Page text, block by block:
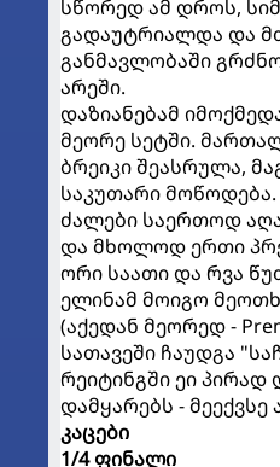
სწორედ ამ დროს,
გადაუტრიალდა და
განმავლობაში
არეში.
დაზიანებამ
მეორე სეტში.
ბრეიკი შეასრულა,
საკუთარი
ძალები საერთოდ
და მხოლოდ ერთი
ორი საათი და რვა
ელინამ მოიგო
(აქედან მეორედ -
სათავეში ჩაუდგა
რეიტინგში ეი
დამყარებს -
კაცები
1/4 ფინალი